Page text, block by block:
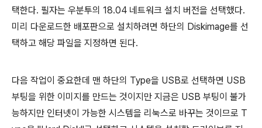
택한다. 필자는 우분투의 18.04 네트워크 설치 버전을 선택했다.
미리 다운로드한 배포판으로 설치하려면 하단의 Diskimage를 선
택하고 해당 파일을 지정하면 된다.
다음 작업이 중요한데 맨 하단의 Type을 USB로 선택하면 USB
부팅을 위한 이미지를 만드는 것이지만 지금은 USB 부팅이 불가
능하지만 인터넷이 가능한 시스템을 리눅스로 바꾸는 것이므로 T